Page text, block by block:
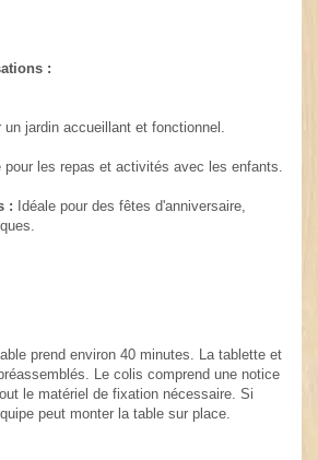
:
un jardin accueillant et fonctionnel.
pour les repas et activités avec les enfants.
: Idéale pour des fêtes d'anniversaire,
prend environ 40 minutes. La tablette et
Le colis comprend une notice
le matériel de fixation nécessaire. Si
peut monter la table sur place.